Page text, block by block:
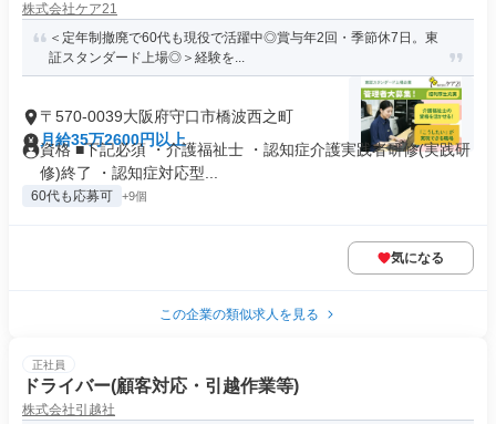
株式会社ケア21
＜定年制撤廃で60代も現役で活躍中◎賞与年2回・季節休7日。東
証スタンダード上場◎＞経験を...
〒570-0039大阪府守口市橋波西之町
月給35万2600円以上
資格 ■下記必須 ・介護福祉士 ・認知症介護実践者研修(実践研
修)終了 ・認知症対応型...
60代も応募可 +9個
気になる
この企業の類似求人を見る
正社員
ドライバー(顧客対応・引越作業等)
株式会社引越社